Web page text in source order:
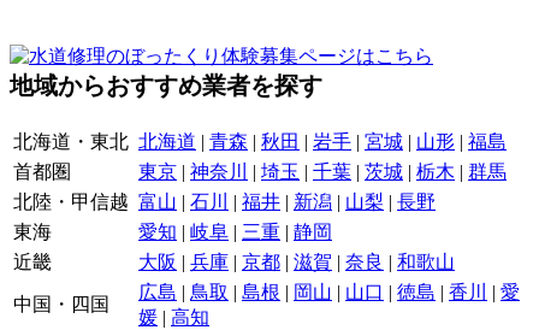
地域からおすすめ業者を探す
北海道・東北 北海道 | 青森 | 秋田 | 岩手 | 宮城 | 山形 | 福島
首都圏
東京 | 神奈川 | 埼玉 | 千葉 | 茨城 | 栃木 | 群馬
北陸・甲信越 富山 | 石川 | 福井 | 新潟 | 山梨 | 長野
東海
愛知 | 岐阜 | 三重 | 静岡
近畿
大阪 | 兵庫 | 京都 | 滋賀 | 奈良 | 和歌山
中国・四国
広島 | 鳥取 | 島根 | 岡山 | 山口 | 徳島 | 香川 | 愛
媛 | 高知